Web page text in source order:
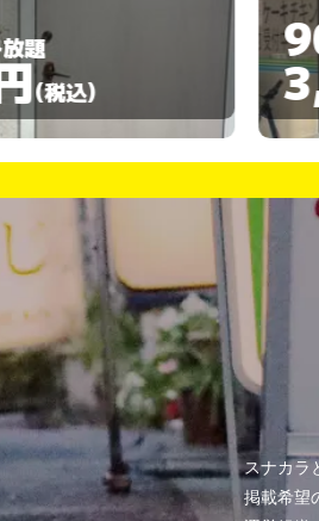
飲み放題
3,000円(税
スナカラ
掲載希望